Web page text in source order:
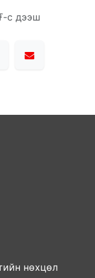
с дээш
нөхцөл